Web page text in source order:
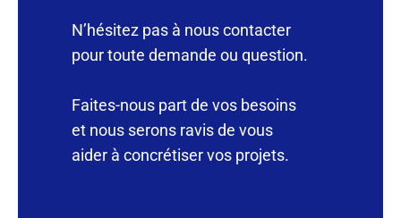
N’hésitez pas à nous contacter
pour toute demande ou question.
Faites-nous part de vos besoins
et nous serons ravis de vous
aider à concrétiser vos projets.